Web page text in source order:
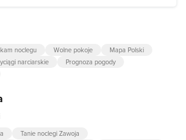
noclegu Wolne pokoje
Mapa Polski
narciarskie
Prognoza pogody
Tanie noclegi Zawoja